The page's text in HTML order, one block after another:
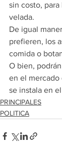
sin costo,
velada.
De igual
prefieren, los
comida o
O bien,
en el
se instala en
PRINCIPALES
POLITICA